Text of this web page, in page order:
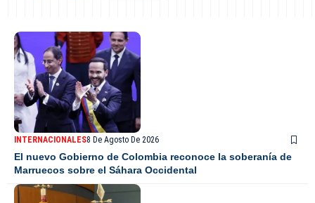
INTERNACIONALES8 De Agosto De 2026
El nuevo Gobierno de Colombia reconoce la soberanía de
Marruecos sobre el Sáhara Occidental